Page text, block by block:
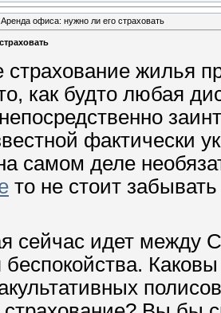
офиса: нужно ли его страховать
страхование жилья
как будто любая
фактически
самом деле
то не стоит
сейчас идет